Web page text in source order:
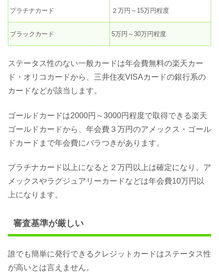
プラチナカード ２万円～15万円程度
ブラックカード 5万円～30万円程度
ステータス性のない一般カードは年会費無料の楽天カー
ド・オリコカードから、三井住友VISAカードの銀行系の
カードなどが該当します。
ゴールドカードは2000円～3000円程度で取得できる楽天
ゴールドカードから、年会費３万円のアメックス・ゴール
ドカードまで年会費にバラつきがあります。
プラチナカード以上になると２万円以上は確定になり、ア
メックスやラグジュアリーカードなどは年会費10万円以
上になります。
審査基準が厳しい
誰でも簡単に発行できるクレジットカードはステータス性
が高いとは言えません。